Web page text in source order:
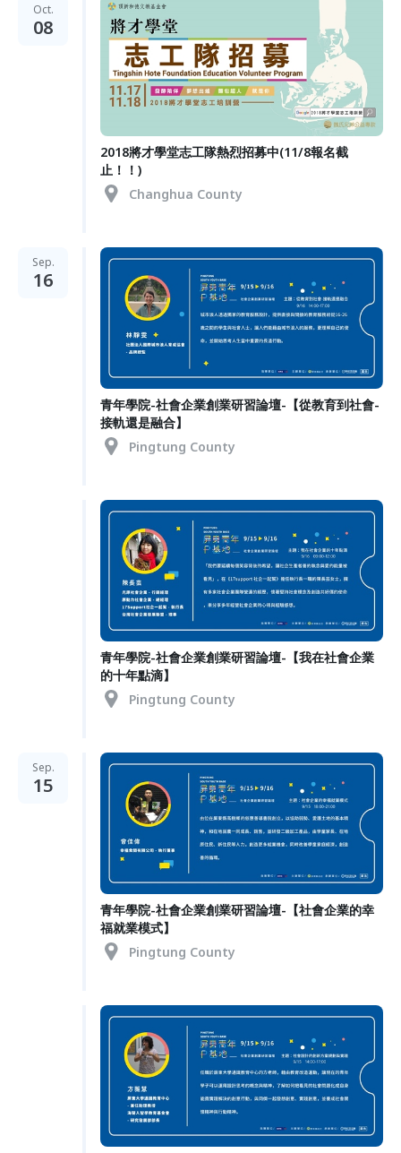
Oct.
08
2018將才學堂志工隊熱烈招募中(11/8報名截
止！！)
Changhua County
Sep.
16
青年學院-社會企業創業研習論壇-【從教育到社會-
接軌還是融合】
Pingtung County
青年學院-社會企業創業研習論壇-【我在社會企業
的十年點滴】
Pingtung County
Sep.
15
青年學院-社會企業創業研習論壇-【社會企業的幸
福就業模式】
Pingtung County